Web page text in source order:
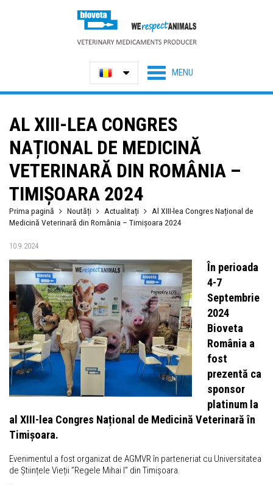
AL XIII-LEA CONGRES
NAȚIONAL DE MEDICINĂ
VETERINARĂ DIN ROMÂNIA –
TIMIȘOARA 2024
Prima pagină Noutăți Actualitați
Al XIII-lea Congres Național de
Medicină Veterinară din România – Timișoara 2024
10.9.2024
În perioada
4-7
Septembrie
2024
Bioveta
România a
fost
prezentă ca
sponsor
platinum la
al XIII-lea Congres Național de Medicină Veterinară în
Timișoara.
Evenimentul a fost organizat de AGMVR în parteneriat cu Universitatea
de Științele Vieții ”Regele Mihai I” din Timișoara.